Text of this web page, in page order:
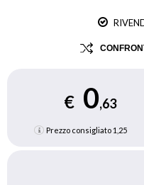
€ 0,63
Prezzo consigliato 1,25